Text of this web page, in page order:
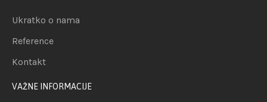
Ukratko o nama
Reference
Kontakt
VAŽNE INFORMACIJE